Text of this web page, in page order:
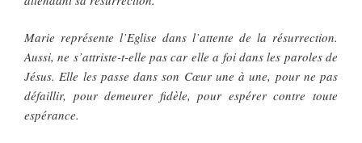
Marie représente l’Eglise dans l’attente de la résurrection.
Aussi, ne s’attriste-t-elle pas car elle a foi dans les paroles de
Jésus. Elle les passe dans son Cœur une à une, pour ne pas
défaillir, pour demeurer fidèle, pour espérer contre toute
espérance.